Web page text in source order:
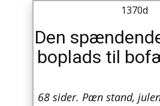
Antikke / Specielle
Antikviteter
Arkæologi
Arkitektur
1370d
Den
boplads til
68 sider. Pæn stand,